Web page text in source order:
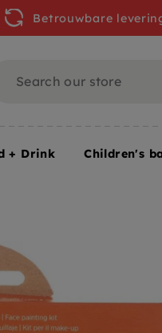
Betrouwbare
+ Drink Children's